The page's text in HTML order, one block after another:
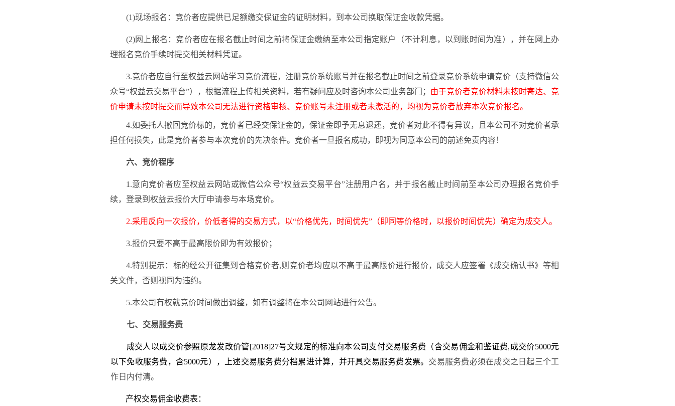
(1)现场报名：竞价者应提供已足额缴交保证金的证明材料，到本公司换取保证金收款凭据。
(2)网上报名：竞价者应在报名截止时间之前将保证金缴纳至本公司指定账户（不计利息，以到账时间为准），并在网上办
理报名竞价手续时提交相关材料凭证。
3.竞价者应自行至权益云网站学习竞价流程，注册竞价系统账号并在报名截止时间之前登录竞价系统申请竞价（支持微信公
众号“权益云交易平台”），根据流程上传相关资料，若有疑问应及时咨询本公司业务部门； 由于竞价者竞价材料未按时寄达、竞
价申请未按时提交而导致本公司无法进行资格审核、竞价账号未注册或者未激活的，均视为竞价者放弃本次竞价报名。
4.如委托人撤回竞价标的，竞价者已经交保证金的，保证金即予无息退还，竞价者对此不得有异议，且本公司不对竞价者承
担任何损失，此是竞价者参与本次竞价的先决条件。竞价者一旦报名成功，即视为同意本公司的前述免责内容！
六、竞价程序
1.意向竞价者应至权益云网站或微信公众号“权益云交易平台”注册用户名，并于报名截止时间前至本公司办理报名竞价手
续，登录到权益云报价大厅申请参与本场竞价。
2.采用反向一次报价，价低者得的交易方式，以“价格优先，时间优先”（即同等价格时，以报价时间优先）确定为成交人。
3.报价只要不高于最高限价即为有效报价；
4.特别提示：标的经公开征集到合格竞价者,则竞价者均应以不高于最高限价进行报价，成交人应签署《成交确认书》等相
关文件，否则视同为违约。
5.本公司有权就竞价时间做出调整，如有调整将在本公司网站进行公告。
七、交易服务费
成交人以成交价参照原龙发改价管[2018]27号文规定的标准向本公司支付交易服务费（含交易佣金和鉴证费,成交价5000元
以下免收服务费，含5000元），上述交易服务费分档累进计算，并开具交易服务费发票。 交易服务费必须在成交之日起三个工
作日 内付清。
产权交易佣金收费表：